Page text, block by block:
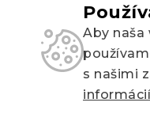
Aby naša
s našimi